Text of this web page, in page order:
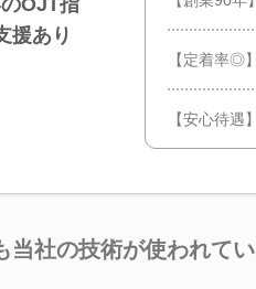
援あり
【定着率◎
【安心待
当社の技術が使われて